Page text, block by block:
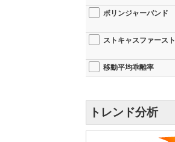
ボリンジャーバンド
ストキャスファースト
移動平均乖離率
トレンド分析